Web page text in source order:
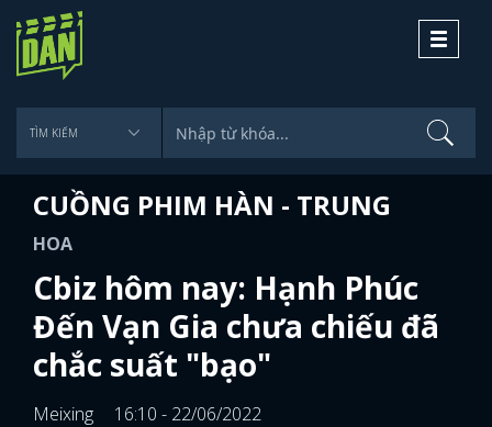
Toggle
CUỒNG PHIM HÀN - TRUNG
HOA
Cbiz hôm nay: Hạnh Phúc
Đến Vạn Gia chưa chiếu đã
chắc suất "bạo"
Meixing
16:10 - 22/06/2022